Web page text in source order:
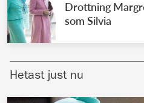
VÄRLDENS
Brittiska
Drottning
som Silvia
Hetast just nu